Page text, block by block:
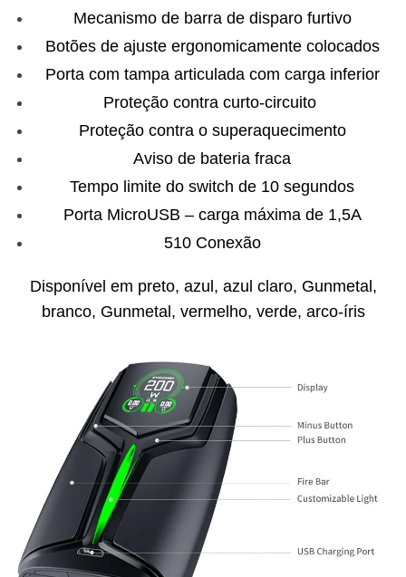
Mecanismo de barra de disparo furtivo
Botões de ajuste ergonomicamente colocados
Porta com tampa articulada com carga inferior
Proteção contra curto-circuito
Proteção contra o superaquecimento
Aviso de bateria fraca
Tempo limite do switch de 10 segundos
Porta MicroUSB – carga máxima de 1,5A
510 Conexão
Disponível em preto, azul, azul claro, Gunmetal,
branco, Gunmetal, vermelho, verde, arco-íris